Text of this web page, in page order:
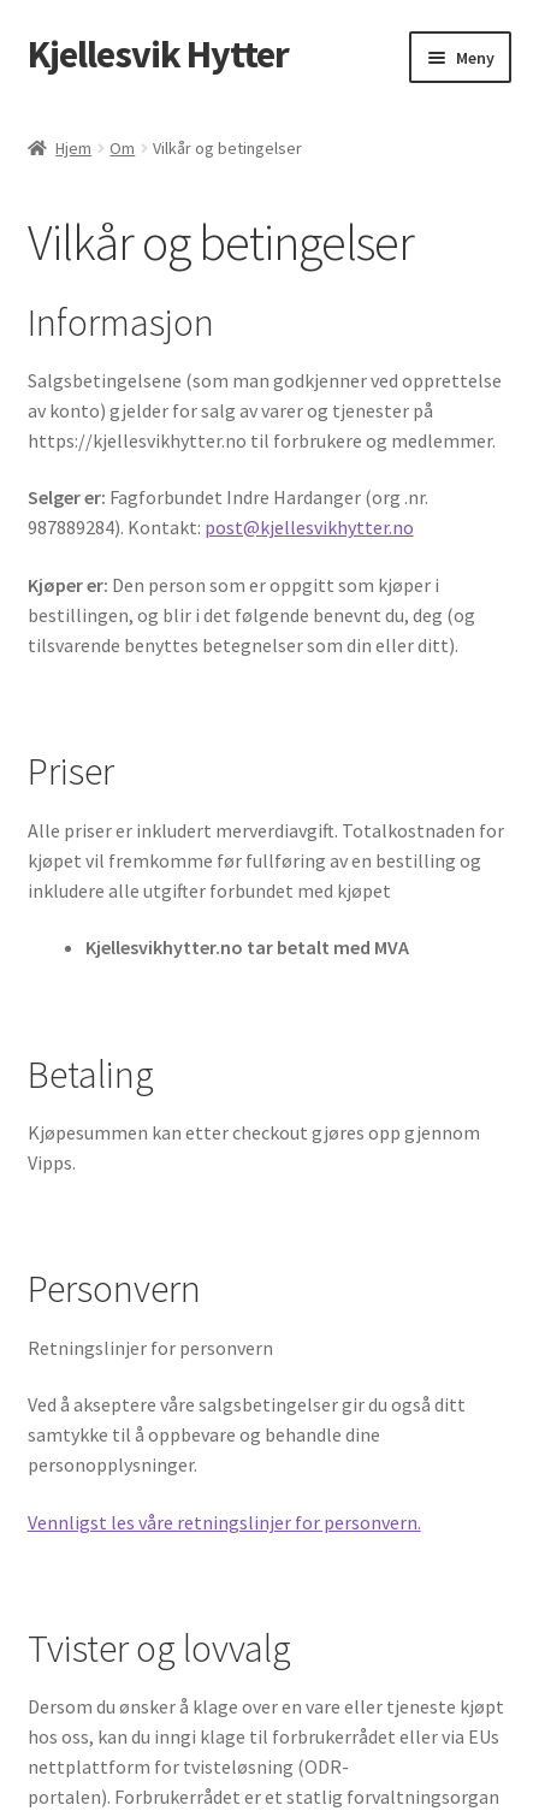
Kjellesvik Hytter Meny
Til kassen
Handlekurv
Bookings
Om
Vilkår og betingelser
Fagforbundet Indre Hardanger
Hjem Om Vilkår og betingelser
Vilkår og betingelser
Informasjon
Salgsbetingelsene (som man godkjenner ved opprettelse
av konto) gjelder for salg av varer og tjenester på
https://kjellesvikhytter.no til forbrukere og medlemmer.
Selger er: Fagforbundet Indre Hardanger (org .nr.
987889284). Kontakt: post@kjellesvikhytter.no
Kjøper er: Den person som er oppgitt som kjøper i
bestillingen, og blir i det følgende benevnt du, deg (og
tilsvarende benyttes betegnelser som din eller ditt).
Priser
Alle priser er inkludert merverdiavgift. Totalkostnaden for
kjøpet vil fremkomme før fullføring av en bestilling og
inkludere alle utgifter forbundet med kjøpet
Kjellesvikhytter.no tar betalt med MVA
Betaling
Kjøpesummen kan etter checkout gjøres opp gjennom
Vipps.
Personvern
Retningslinjer for personvern
Ved å akseptere våre salgsbetingelser gir du også ditt
samtykke til å oppbevare og behandle dine
personopplysninger.
Vennligst les våre retningslinjer for personvern.
Tvister og lovvalg
Dersom du ønsker å klage over en vare eller tjeneste kjøpt
hos oss, kan du inngi klage til forbrukerrådet eller via EUs
nettplattform for tvisteløsning (ODR-
portalen). Forbrukerrådet er et statlig forvaltningsorgan